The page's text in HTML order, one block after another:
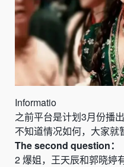
Informatio
之前平台是计划3月份播
不知道情况如何，大家就
Thesecond question：
2爆姐，王天辰和郭晓婷